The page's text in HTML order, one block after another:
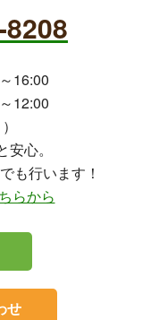
16:00
心。
も行います！
らから
せ